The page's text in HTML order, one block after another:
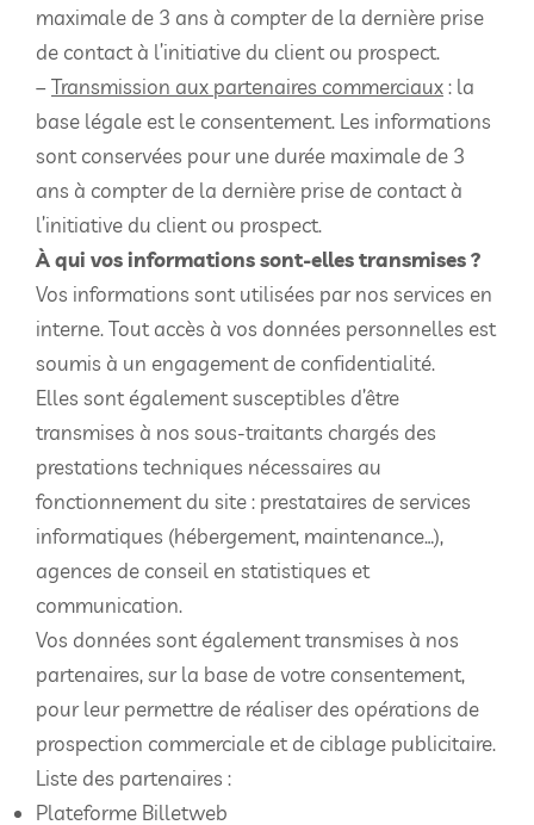
maximale de 3 ans à compter de la dernière prise
de contact à l’initiative du client ou prospect.
–Transmission aux partenaires commerciaux: la
base légale est le consentement. Les informations
sont conservées pour une durée maximale de 3
ans à compter de la dernière prise de contact à
l’initiative du client ou prospect.
À qui vos informations sont-elles transmises ?
Vos informations sont utilisées par nos services en
interne. Tout accès à vos données personnelles est
soumis à un engagement de confidentialité.
Elles sont également susceptibles d’être
transmises à nos sous-traitants chargés des
prestations techniques nécessaires au
fonctionnement du site : prestataires de services
informatiques (hébergement, maintenance…),
agences de conseil en statistiques et
communication.
Vos données sont également transmises à nos
partenaires, sur la base de votre consentement,
pour leur permettre de réaliser des opérations de
prospection commerciale et de ciblage publicitaire.
Liste des partenaires :
Plateforme Billetweb